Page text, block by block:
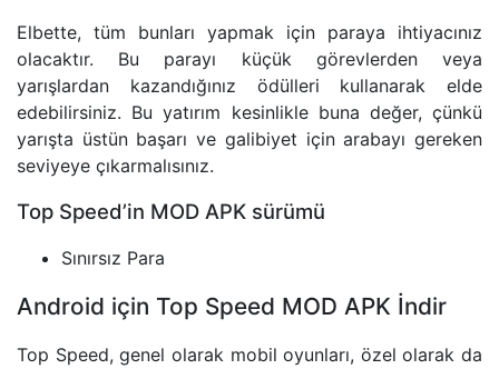
Elbette, tüm bunları yapmak için paraya ihtiyacınız
olacaktır. Bu parayı küçük görevlerden veya
yarışlardan kazandığınız ödülleri kullanarak elde
edebilirsiniz. Bu yatırım kesinlikle buna değer, çünkü
yarışta üstün başarı ve galibiyet için arabayı gereken
seviyeye çıkarmalısınız.
Top Speed’in MOD APK sürümü
Sınırsız Para
Android için Top Speed MOD APK İndir
Top Speed, genel olarak mobil oyunları, özel olarak da